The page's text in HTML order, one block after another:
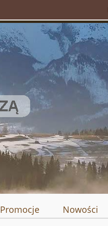
Promocje Nowości